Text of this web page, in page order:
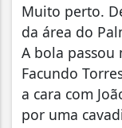
Muito perto.
da área do
A bola passou
Facundo
a cara com
por uma